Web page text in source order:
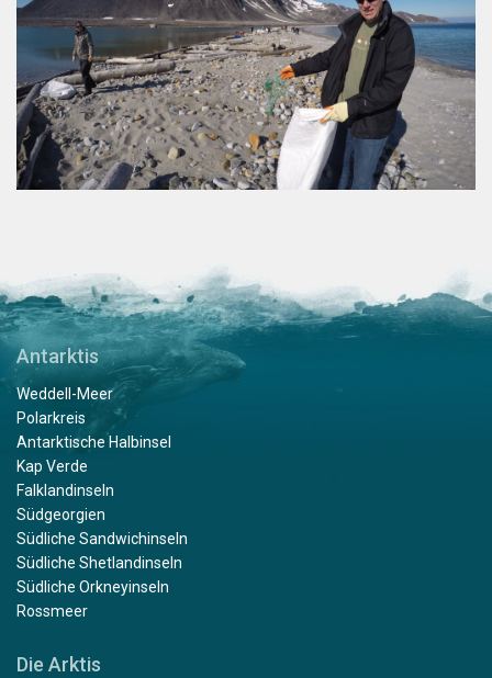
Antarktis
Weddell-Meer
Polarkreis
Antarktische Halbinsel
Kap Verde
Falklandinseln
Südgeorgien
Südliche Sandwichinseln
Südliche Shetlandinseln
Südliche Orkneyinseln
Rossmeer
Die Arktis